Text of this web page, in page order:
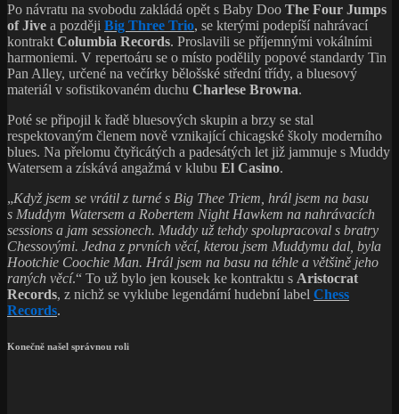
Po návratu na svobodu zakládá opět s Baby Doo The Four Jumps
of Jive a později Big Three Trio, se kterými podepíší nahrávací
kontrakt Columbia Records. Proslavili se příjemnými vokálními
harmoniemi. V repertoáru se o místo podělily popové standardy Tin
Pan Alley, určené na večírky bělošské střední třídy, a bluesový
materiál v sofistikovaném duchu Charlese Browna.
Poté se připojil k řadě bluesových skupin a brzy se stal
respektovaným členem nově vznikající chicagské školy moderního
blues. Na přelomu čtyřicátých a padesátých let již jammuje s Muddy
Watersem a získává angažmá v klubu El Casino.
„Když jsem se vrátil z turné s Big Thee Triem, hrál jsem na basu
s Muddym Watersem a Robertem Night Hawkem na nahrávacích
sessions a jam sessionech. Muddy už tehdy spolupracoval s bratry
Chessovými. Jedna z prvních věcí, kterou jsem Muddymu dal, byla
Hootchie Coochie Man. Hrál jsem na basu na téhle a většině jeho
raných věcí.“ To už bylo jen kousek ke kontraktu s Aristocrat
Records, z nichž se vyklube legendární hudební label Chess
Records.
Konečně našel správnou roli